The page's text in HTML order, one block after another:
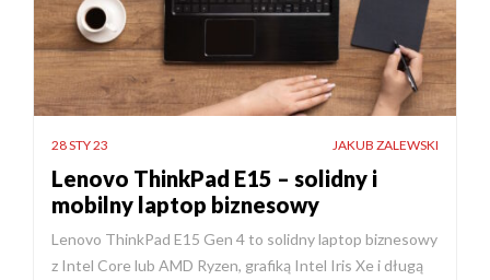
28 STY 23 JAKUB ZALEWSKI
Lenovo ThinkPad E15 – solidny i
mobilny laptop biznesowy
Lenovo ThinkPad E15 Gen 4 to solidny laptop biznesowy
z Intel Core lub AMD Ryzen, grafiką Intel Iris Xe i długą